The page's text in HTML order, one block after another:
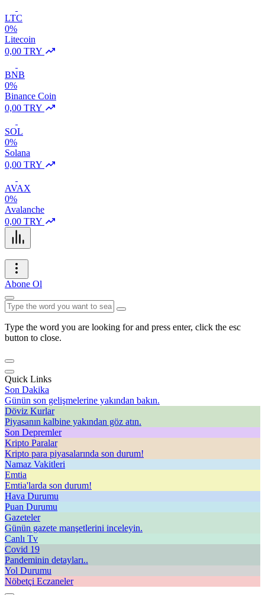
LTC
0%
Litecoin
0,00 TRY
BNB
0%
Binance Coin
0,00 TRY
SOL
0%
Solana
0,00 TRY
AVAX
0%
Avalanche
0,00 TRY
Abone Ol
Type the word you are looking for and press enter, click the esc
button to close.
Quick Links
Son Dakika
Günün son gelişmelerine yakından bakın.
Döviz Kurlar
Piyasanın kalbine yakından göz atın.
Son Depremler
Kripto Paralar
Kripto para piyasalarında son durum!
Namaz Vakitleri
Emtia
Emtia'larda son durum!
Hava Durumu
Puan Durumu
Gazeteler
Günün gazete manşetlerini inceleyin.
Canlı Tv
Covid 19
Pandeminin detayları..
Yol Durumu
Nöbetçi Eczaneler